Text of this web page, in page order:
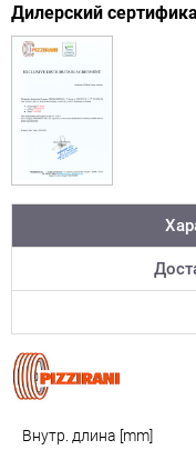
Дилерский
Внутр. длина [mm]